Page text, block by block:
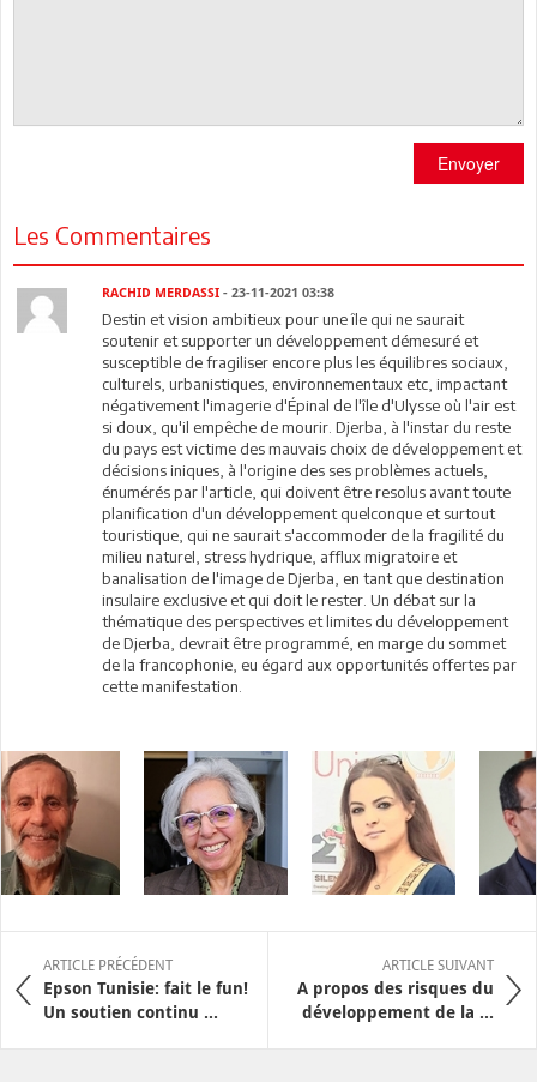
Envoyer
Les Commentaires
RACHID MERDASSI- 23-11-2021 03:38
Destin et vision ambitieux pour une île qui ne saurait
soutenir et supporter un développement démesuré et
susceptible de fragiliser encore plus les équilibres sociaux,
culturels, urbanistiques, environnementaux etc, impactant
négativement l'imagerie d'Épinal de l'île d'Ulysse où l'air est
si doux, qu'il empêche de mourir. Djerba, à l'instar du reste
du pays est victime des mauvais choix de développement et
décisions iniques, à l'origine des ses problèmes actuels,
énumérés par l'article, qui doivent être resolus avant toute
planification d'un développement quelconque et surtout
touristique, qui ne saurait s'accommoder de la fragilité du
milieu naturel, stress hydrique, afflux migratoire et
banalisation de l'image de Djerba, en tant que destination
insulaire exclusive et qui doit le rester. Un débat sur la
thématique des perspectives et limites du développement
de Djerba, devrait être programmé, en marge du sommet
de la francophonie, eu égard aux opportunités offertes par
cette manifestation.
ARTICLE PRÉCÉDENT
Epson Tunisie: fait le fun!
Un soutien continu ...
ARTICLE SUIVANT
A propos des risques du
développement de la ...